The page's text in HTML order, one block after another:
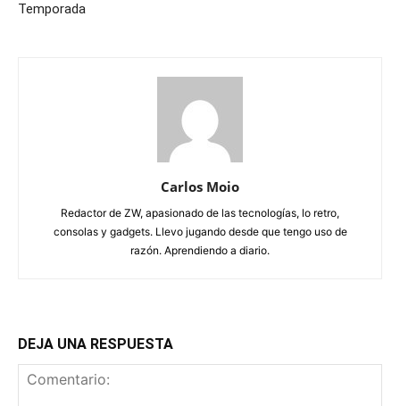
Temporada
Carlos Moio
Redactor de ZW, apasionado de las tecnologías, lo retro,
consolas y gadgets. Llevo jugando desde que tengo uso de
razón. Aprendiendo a diario.
DEJA UNA RESPUESTA